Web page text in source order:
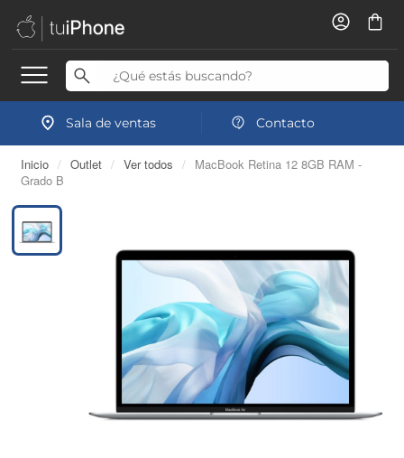
Sala de ventas Contacto
Inicio / Outlet / Ver todos / MacBook Retina 12 8GB RAM -
Grado B